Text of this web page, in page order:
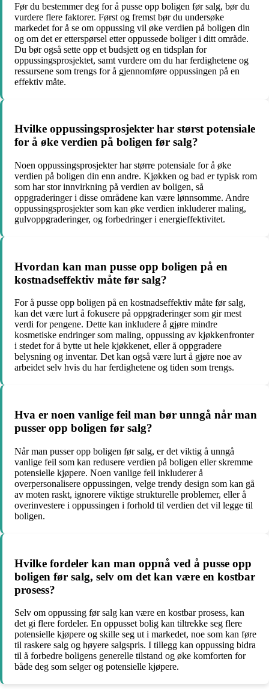
Før du bestemmer deg for å pusse opp boligen før salg, bør du
vurdere flere faktorer. Først og fremst bør du undersøke
markedet for å se om oppussing vil øke verdien på boligen din
og om det er etterspørsel etter oppussede boliger i ditt område.
Du bør også sette opp et budsjett og en tidsplan for
oppussingsprosjektet, samt vurdere om du har ferdighetene og
ressursene som trengs for å gjennomføre oppussingen på en
effektiv måte.
Hvilke oppussingsprosjekter har størst potensiale
for å øke verdien på boligen før salg?
Noen oppussingsprosjekter har større potensiale for å øke
verdien på boligen din enn andre. Kjøkken og bad er typisk rom
som har stor innvirkning på verdien av boligen, så
oppgraderinger i disse områdene kan være lønnsomme. Andre
oppussingsprosjekter som kan øke verdien inkluderer maling,
gulvoppgraderinger, og forbedringer i energieffektivitet.
Hvordan kan man pusse opp boligen på en
kostnadseffektiv måte før salg?
For å pusse opp boligen på en kostnadseffektiv måte før salg,
kan det være lurt å fokusere på oppgraderinger som gir mest
verdi for pengene. Dette kan inkludere å gjøre mindre
kosmetiske endringer som maling, oppussing av kjøkkenfronter
i stedet for å bytte ut hele kjøkkenet, eller å oppgradere
belysning og inventar. Det kan også være lurt å gjøre noe av
arbeidet selv hvis du har ferdighetene og tiden som trengs.
Hva er noen vanlige feil man bør unngå når man
pusser opp boligen før salg?
Når man pusser opp boligen før salg, er det viktig å unngå
vanlige feil som kan redusere verdien på boligen eller skremme
potensielle kjøpere. Noen vanlige feil inkluderer å
overpersonalisere oppussingen, velge trendy design som kan gå
av moten raskt, ignorere viktige strukturelle problemer, eller å
overinvestere i oppussingen i forhold til verdien det vil legge til
boligen.
Hvilke fordeler kan man oppnå ved å pusse opp
boligen før salg, selv om det kan være en kostbar
prosess?
Selv om oppussing før salg kan være en kostbar prosess, kan
det gi flere fordeler. En oppusset bolig kan tiltrekke seg flere
potensielle kjøpere og skille seg ut i markedet, noe som kan føre
til raskere salg og høyere salgspris. I tillegg kan oppussing bidra
til å forbedre boligens generelle tilstand og øke komforten for
både deg som selger og potensielle kjøpere.